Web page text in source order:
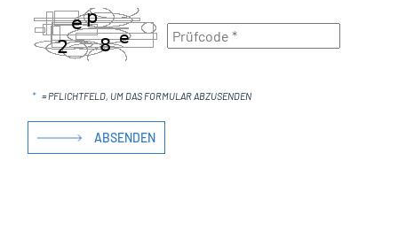
* = PFLICHTFELD, UM DAS FORMULAR ABZUSENDEN
ABSENDEN